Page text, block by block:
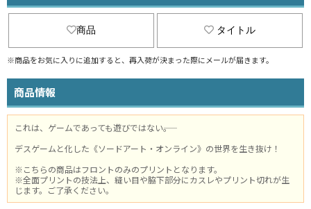
商品 タイトル
※商品をお気に入りに追加すると、再入荷が決まった際にメールが届きます。
商品情報
これは、ゲームであっても遊びではない――。
デスゲームと化した《ソードアート・オンライン》の世界を生き抜け！
※こちらの商品はフロントのみのプリントとなります。
※全面プリントの技法上、縫い目や脇下部分にカスレやプリント切れが生
じます。ご了承ください。